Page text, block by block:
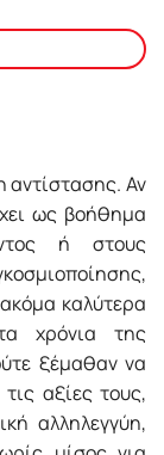
αντίστασης. Αν
ως βοήθημα
ή στους
καλύτερα
χρόνια της
ξέμαθαν να
αξίες τους,
αλληλεγγύη,